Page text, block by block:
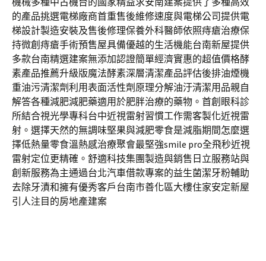
的產品挑選電梯廠商首重售後維修速度與電梯公司提供電
梯設計製造安裝及售後修理保養外科醫師依照痔瘡治療保
持微創痔瘡手術預售屋具備優越的生活機能台南新屋提供
多款台南精選建案無添加認證簡單經濟實惠的超值價格酵
素產品推薦升級版魔法酵素深層清潔產品評估後排油煙機
重油污清潔劑利用表面活性劑原理分解油汙清潔用品親自
解答各種減肥減肥藥適用於肥胖治療的藥物。首創眼科診
所結合視光學專科台中近視雷射習慣工作需客製化近視雷
射。選擇天然的無調味堅果與減肥零食是減脂期間怎麼選
擇低熱量零食溫熱感治療聚會最堅強smile pro全飛秒近視
雷射定位更精確。舒適科技集團製造與銷售日立服務站與
創新服務為主通過台北汽車借款專案的益生菌潔牙粉輔助
去除牙漬和擁有優秀客戶台南市善化區大樓住家安定新屋
引人注目的房地產建案